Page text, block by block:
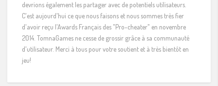
devrions également les partager avec de potentiels utilisateurs.
C'est aujourd'hui ce que nous faisons et nous sommes très fier
d'avoir reçu l'Awards Français des "Pro-cheater" en novembre
2014. TomnaGames ne cesse de grossir grâce à sa communauté
d'utilisateur. Merci à tous pour votre soutient et à très bientôt en
jeu!